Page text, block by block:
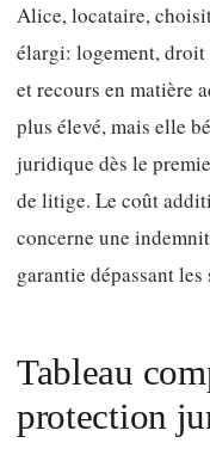
Alice, locataire,
élargi: logement,
et recours en matière
plus élevé, mais elle
juridique dès le
de litige. Le coût
concerne une
garantie dépassant
Tableau
protection